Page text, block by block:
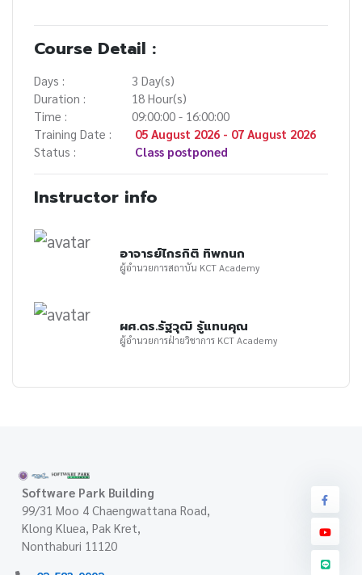
Course Detail :
Days :
3 Day(s)
Duration :
18 Hour(s)
Time :
09:00:00 - 16:00:00
Training Date :
05 August 2026 - 07 August 2026
Status :
Class postponed
Instructor info
อาจารย์ไกรกิติ ทิพกนก
ผู้อำนวยการสถาบัน KCT Academy
ผศ.ดร.รัฐวุฒิ รู้แทนคุณ
ผู้อำนวยการฝ่ายวิชาการ KCT Academy
Software Park Building
99/31 Moo 4 Chaengwattana Road,
Klong Kluea, Pak Kret,
Nonthaburi 11120